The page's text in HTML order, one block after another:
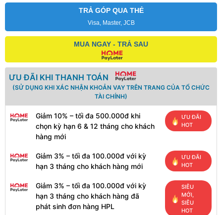
TRẢ GÓP QUA THẺ
Visa, Master, JCB
MUA NGAY - TRẢ SAU
ƯU ĐÃI KHI THANH TOÁN
(SỬ DỤNG KHI XÁC NHẬN KHOẢN VAY TRÊN TRANG CỦA TỔ CHỨC
TÀI CHÍNH)
Giảm 10% – tối đa 500.000đ khi
chọn kỳ hạn 6 & 12 tháng cho khách
hàng mới
ƯU ĐÃI
HOT
Giảm 3% – tối đa 100.000đ với kỳ
hạn 3 tháng cho khách hàng mới
ƯU ĐÃI
HOT
Giảm 3% – tối đa 100.000đ với kỳ
hạn 3 tháng cho khách hàng đã
phát sinh đơn hàng HPL
SIÊU
MỚI,
SIÊU
HOT